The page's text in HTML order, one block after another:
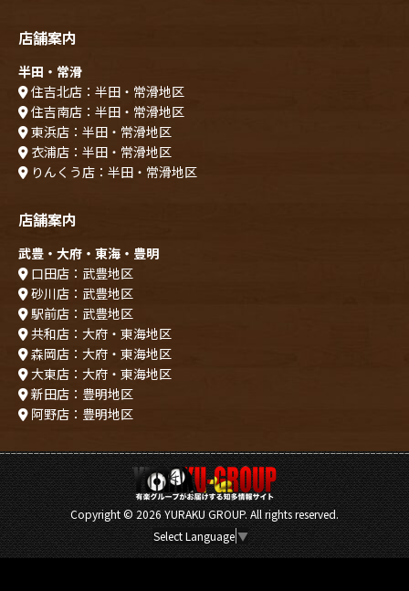
店舗案内
半田・常滑
住吉北店：半田・常滑地区
住吉南店：半田・常滑地区
東浜店：半田・常滑地区
衣浦店：半田・常滑地区
りんくう店：半田・常滑地区
店舗案内
武豊・大府・東海・豊明
口田店：武豊地区
砂川店：武豊地区
駅前店：武豊地区
共和店：大府・東海地区
森岡店：大府・東海地区
大東店：大府・東海地区
新田店：豊明地区
阿野店：豊明地区
Copyright ©2026 YURAKU GROUP. All rights reserved.
Select Language ▼